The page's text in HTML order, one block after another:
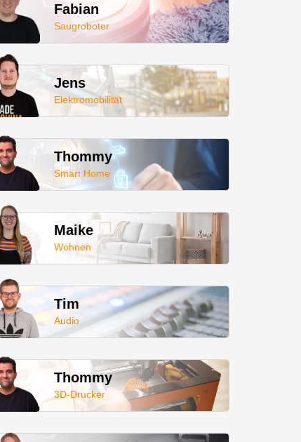
Fabian
Saugroboter
Jens
Elektromobilität
Thommy
Smart Home
Maike
Wohnen
Tim
Audio
Thommy
3D-Drucker